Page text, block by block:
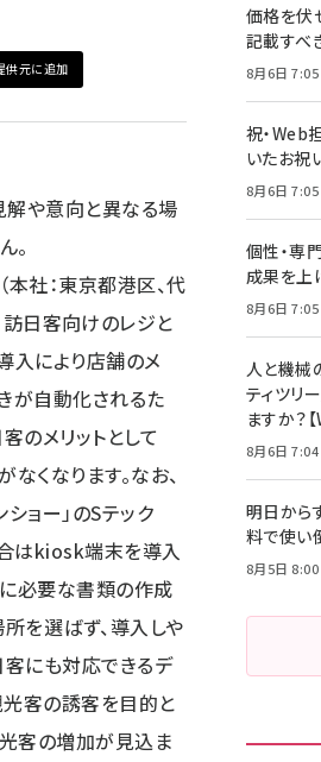
供元に追加
や意向と異なる場
。
社：東京都港区、代
訪日客向けのレジと
入により店舗のメ
が自動化されるた
のメリットとして
くなります。なお、
ョー」のSテック
はkiosk端末を導入
必要な書類の作成
を選ばず、導入しや
客にも対応できるデ
客の誘客を目的と
客の増加が見込ま
価格を伏
記載すべ
8月6日 7:05
祝・Web
いたお祝
8月6日 7:05
個性・専
成果を上
8月6日 7:05
人と機械
ティツリ
ますか？
8月6日 7:04
明日から
料で使い
8月5日 8:00